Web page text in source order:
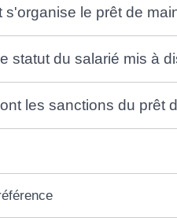
s'organise le prêt de
statut du salarié mis à
les sanctions du prêt